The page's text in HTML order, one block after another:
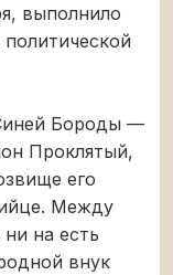
выполнило
Бороды —
Проклятый,
его
Между
на есть
внук